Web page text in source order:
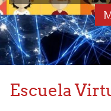
Escuela